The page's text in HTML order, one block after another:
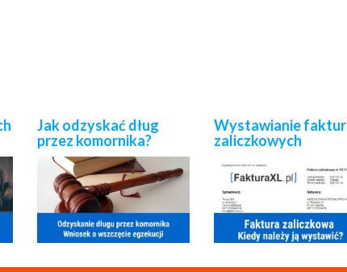
Jak odzyskać dług
przez komornika?
Wystawianie faktur
zaliczkowych